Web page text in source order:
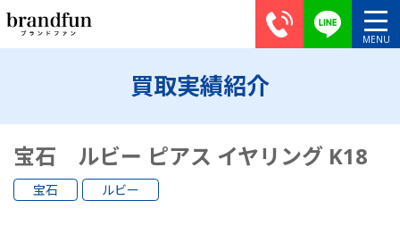
買取実績紹介
宝石 ルビー ピアス イヤリング K18
宝石 ルビー